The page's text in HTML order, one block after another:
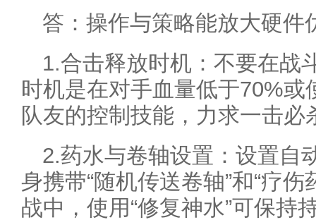
答：操作与策略能放大硬件
1.合击释放时机：不要在战
时机是在对手血量低于70%
队友的控制技能，力求一击必
2.药水与卷轴设置：设置自
身携带“随机传送卷轴”和“疗
战中，使用“修复神水”可保持